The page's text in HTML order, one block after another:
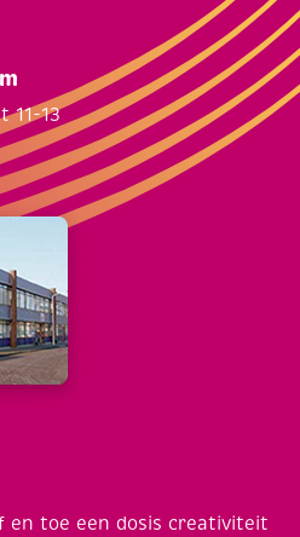
11-13
en toe een dosis creativiteit